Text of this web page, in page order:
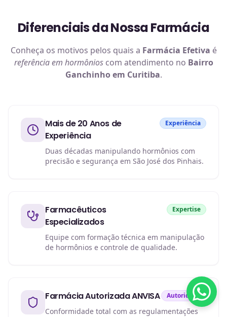
Diferenciais da Nossa Farmácia
Conheça os motivos pelos quais a Farmácia Efetiva é
referência em hormônioscom atendimento no Bairro
Ganchinho em Curitiba.
Mais de 20 Anos de
Experiência
Experiência
Duas décadas manipulando hormônios com
precisão e segurança em São José dos Pinhais.
Farmacêuticos
Especializados
Expertise
Equipe com formação técnica em manipulação
de hormônios e controle de qualidade.
Farmácia Autorizada ANVISA Autoridade
Conformidade total com as regulamentações